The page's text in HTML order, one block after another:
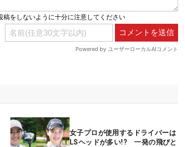
女子プロが使用するドライバーは
LSヘッドが多い!? 一発の飛びと